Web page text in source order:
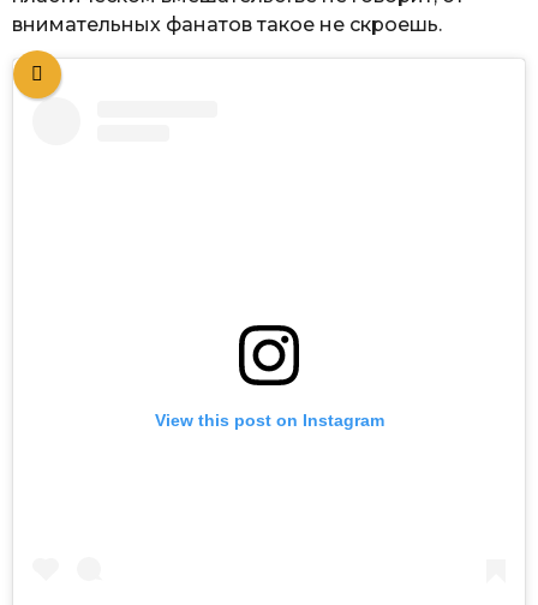
внимательных фанатов такое не скроешь.
View this post on Instagram